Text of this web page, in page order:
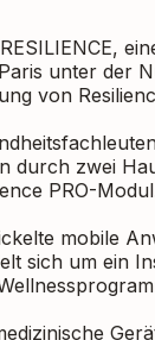
unter der
von
durch zwei
PRO-
mobile
sich um ein